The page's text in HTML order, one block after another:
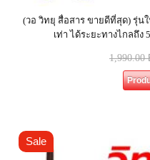
(วอ วิทยุ สื่อสาร ขายดีที่สุด) รุ่น
เท่า ได้ระยะทางไกลถึง
1,990.00
Sale